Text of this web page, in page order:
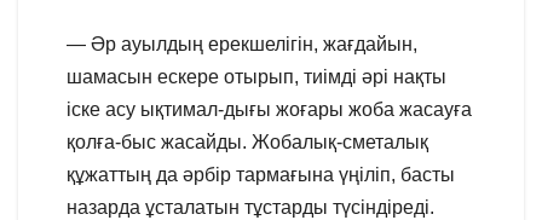
— Әр ауылдың ерекшелігін, жағдайын,
шамасын ескере отырып, тиімді әрі нақты
іске асу ықтимал-дығы жоғары жоба жасауға
қолға-быс жасайды. Жобалық-сметалық
құжаттың да әрбір тармағына үңіліп, басты
назарда ұсталатын тұстарды түсіндіреді.